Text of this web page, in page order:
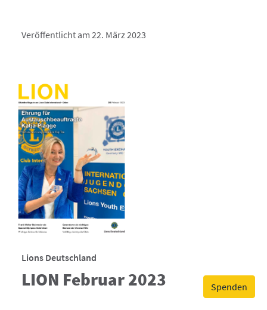
Spenden
Veröffentlicht am 22. März 2023
Lions Deutschland
LION Februar 2023